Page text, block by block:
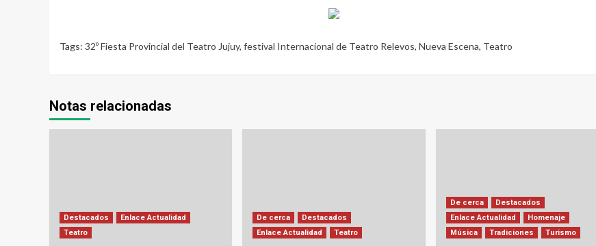
Tags: 32º Fiesta Provincial del Teatro Jujuy, festival Internacional de Teatro Relevos, Nueva Escena, Teatro
Notas relacionadas
Destacados
Enlace Actualidad
Teatro
De cerca
Destacados
Enlace Actualidad
Teatro
De cerca
Destacados
Enlace Actualidad
Homenaje
Música
Tradiciones Turismo